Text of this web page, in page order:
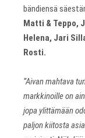
bändiensä
Matti & Teppo,
Helena, Jari
Rosti.
“Aivan mahtava
markkinoille on
jopa ylittämään
paljon kiitosta